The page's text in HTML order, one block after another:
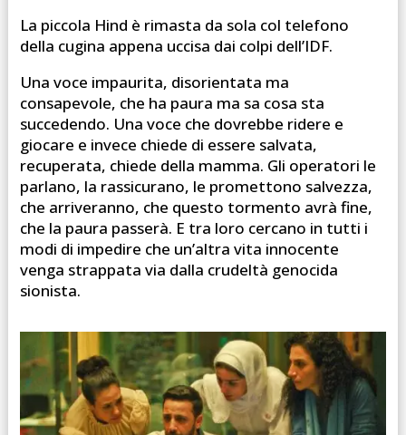
La piccola Hind è rimasta da sola col telefono
della cugina appena uccisa dai colpi dell’IDF.
Una voce impaurita, disorientata ma
consapevole, che ha paura ma sa cosa sta
succedendo. Una voce che dovrebbe ridere e
giocare e invece chiede di essere salvata,
recuperata, chiede della mamma. Gli operatori le
parlano, la rassicurano, le promettono salvezza,
che arriveranno, che questo tormento avrà fine,
che la paura passerà. E tra loro cercano in tutti i
modi di impedire che un’altra vita innocente
venga strappata via dalla crudeltà genocida
sionista.